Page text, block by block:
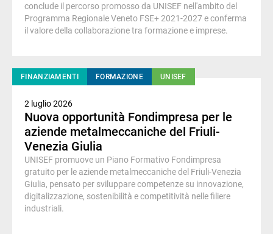
conclude il percorso promosso da UNISEF nell'ambito del
Programma Regionale Veneto FSE+ 2021-2027 e conferma
il valore della collaborazione tra formazione e imprese.
FINANZIAMENTI FORMAZIONE UNISEF
2 luglio 2026
Nuova opportunità Fondimpresa per le
aziende metalmeccaniche del Friuli-
Venezia Giulia
UNISEF promuove un Piano Formativo Fondimpresa
gratuito per le aziende metalmeccaniche del Friuli-Venezia
Giulia, pensato per sviluppare competenze su innovazione,
digitalizzazione, sostenibilità e competitività nelle filiere
industriali.